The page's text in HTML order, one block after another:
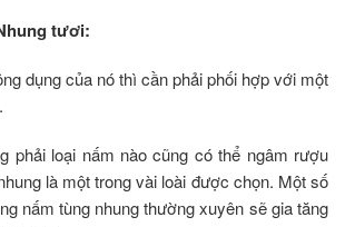
tươi:
dụng của nó thì cần phải phối hợp với một
phải loại nấm nào cũng có thể ngâm rượu
là một trong vài loài được chọn. Một số
nấm tùng nhung thường xuyên sẽ gia tăng